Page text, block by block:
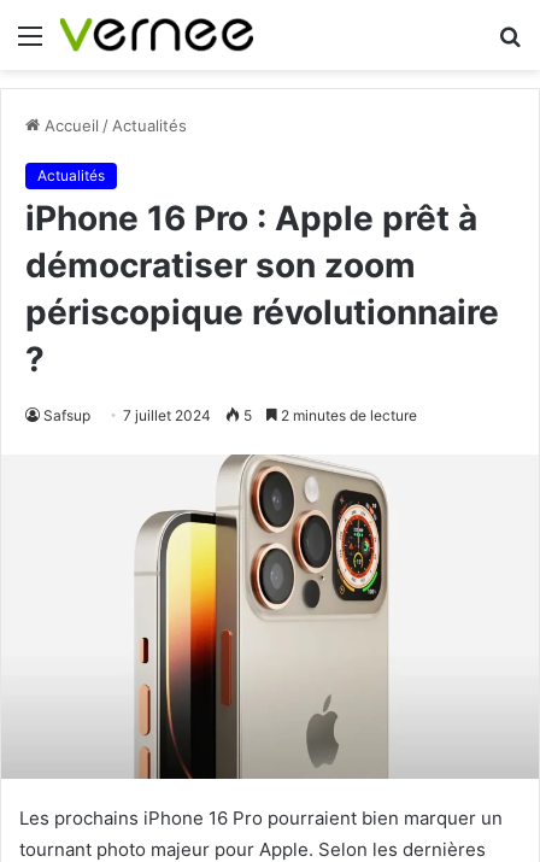
Menu
Accueil / Actualités
Actualités
iPhone 16 Pro : Apple prêt à
démocratiser son zoom
périscopique révolutionnaire
?
Safsup 7 juillet 2024 5 2 minutes de lecture
Les prochains iPhone 16 Pro pourraient bien marquer un
tournant photo majeur pour Apple. Selon les dernières